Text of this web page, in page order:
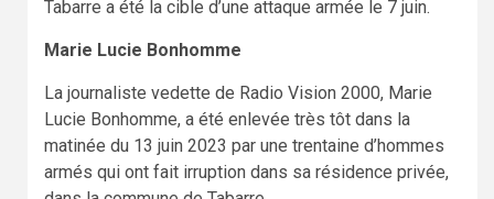
Tabarre a été la cible d’une attaque armée le 7 juin.
Marie Lucie Bonhomme
La journaliste vedette de Radio Vision 2000, Marie
Lucie Bonhomme, a été enlevée très tôt dans la
matinée du 13 juin 2023 par une trentaine d’hommes
armés qui ont fait irruption dans sa résidence privée,